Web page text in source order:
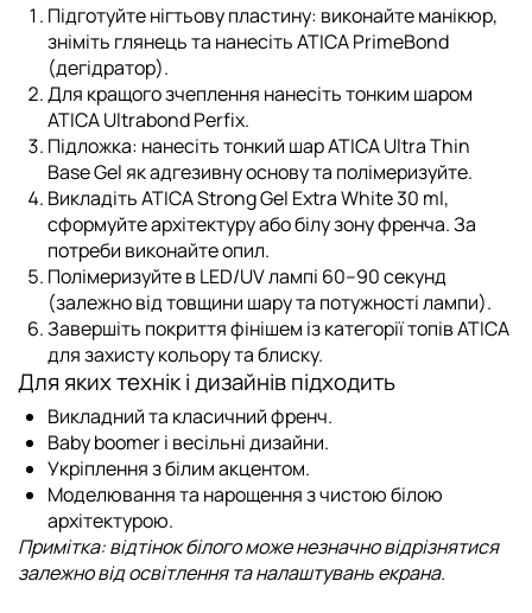
Підготуйте нігтьову пластину: виконайте манікюр,
зніміть глянець та нанесітьATICA PrimeBond
(дегідратор).
Для кращого зчеплення нанесіть тонким шаром
ATICA Ultrabond Perfix.
Підложка: нанесіть тонкий шарATICA Ultra Thin
Base Gelяк адгезивну основу та полімеризуйте.
Викладіть ATICA Strong Gel Extra White 30 ml,
сформуйте архітектуру або білу зону френча. За
потреби виконайте опил.
Полімеризуйте в LED/UV лампі 60–90 секунд
(залежно від товщини шару та потужності лампи).
Завершіть покриття фінішем із категоріїтопів ATICA
для захисту кольору та блиску.
Для яких технік і дизайнів підходить
Викладний та класичний френч.
Baby boomer і весільні дизайни.
Укріплення з білим акцентом.
Моделювання та нарощення з чистою білою
архітектурою.
Примітка: відтінок білого може незначно відрізнятися
залежно від освітлення та налаштувань екрана.